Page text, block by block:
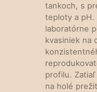
tankoch, s
teploty a pH.
laboratórne
kvasiniek na
profilu.
na holé